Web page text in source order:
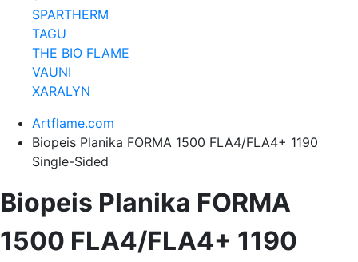
SPARTHERM
TAGU
THE BIO FLAME
VAUNI
XARALYN
Artflame.com
Biopeis Planika FORMA 1500 FLA4/FLA4+ 1190
Single-Sided
Biopeis Planika FORMA
1500 FLA4/FLA4+ 1190